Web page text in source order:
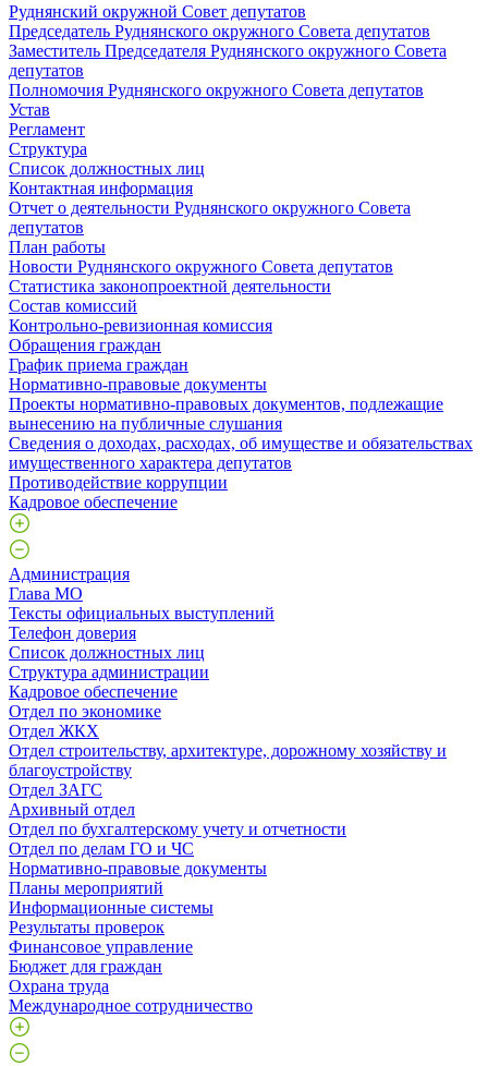
Руднянский окружной Совет депутатов
Председатель Руднянского окружного Совета депутатов
Заместитель Председателя Руднянского окружного Совета
депутатов
Полномочия Руднянского окружного Совета депутатов
Устав
Регламент
Структура
Список должностных лиц
Контактная информация
Отчет о деятельности Руднянского окружного Совета
депутатов
План работы
Новости Руднянского окружного Совета депутатов
Статистика законопроектной деятельности
Состав комиссий
Контрольно-ревизионная комиссия
Обращения граждан
График приема граждан
Нормативно-правовые документы
Проекты нормативно-правовых документов, подлежащие
вынесению на публичные слушания
Сведения о доходах, расходах, об имуществе и обязательствах
имущественного характера депутатов
Противодействие коррупции
Кадровое обеспечение
Администрация
Глава МО
Тексты официальных выступлений
Телефон доверия
Список должностных лиц
Структура администрации
Кадровое обеспечение
Отдел по экономике
Отдел ЖКХ
Отдел строительству, архитектуре, дорожному хозяйству и
благоустройству
Отдел ЗАГС
Архивный отдел
Отдел по бухгалтерскому учету и отчетности
Отдел по делам ГО и ЧС
Нормативно-правовые документы
Планы мероприятий
Информационные системы
Результаты проверок
Финансовое управление
Бюджет для граждан
Охрана труда
Международное сотрудничество